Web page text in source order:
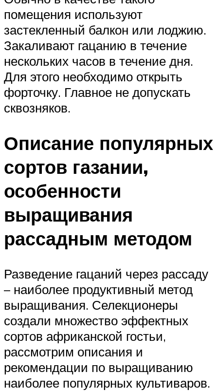
помещения используют
застекленный балкон или лоджию.
Закаливают гацанию в течение
нескольких часов в течение дня.
Для этого необходимо открыть
форточку. Главное не допускать
сквозняков.
Описание популярных
сортов газании,
особенности
выращивания
рассадным методом
Разведение гацаний через рассаду
– наиболее продуктивный метод
выращивания. Селекционеры
создали множество эффектных
сортов африканской гостьи,
рассмотрим описания и
рекомендации по выращиванию
наиболее популярных культиваров.